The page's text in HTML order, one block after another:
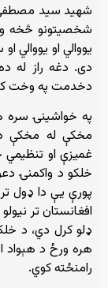
شهید سید
شخصیتونو څخه
یووالي او
دی. دغه راز له
دخدمت په وخت کې
په خواشینۍ سره
مخکې له مخکې
غمیزې او تنظیمي
خلکو د واکمنۍ
پورې یې دا ډول
افغانستان تر
ډلو کرل دي، د
هره ورځ د هېواد
رامنځته کوي.